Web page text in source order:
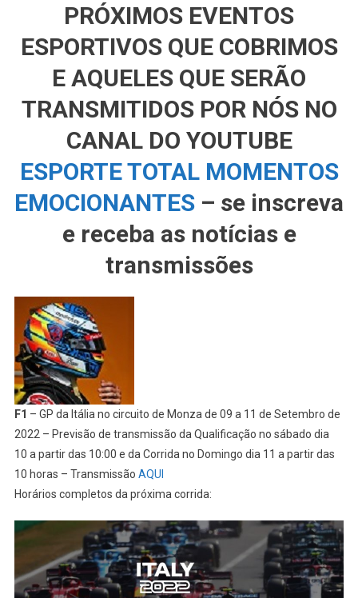
PRÓXIMOS EVENTOS
ESPORTIVOS QUE COBRIMOS
E AQUELES QUE SERÃO
TRANSMITIDOS POR NÓS NO
CANAL DO YOUTUBE
ESPORTE TOTAL MOMENTOS
EMOCIONANTES – se inscreva
e receba as notícias e
transmissões
F1 – GP da Itália no circuito de Monza de 09 a 11 de Setembro de
2022 – Previsão de transmissão da Qualificação no sábado dia
10 a partir das 10:00 e da Corrida no Domingo dia 11 a partir das
10 horas – Transmissão AQUI
Horários completos da próxima corrida: